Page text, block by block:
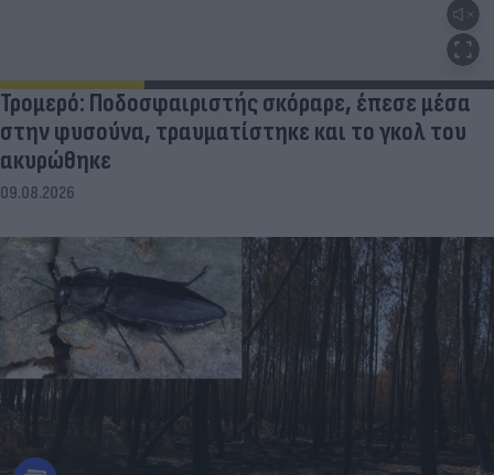
Τρομερό: Ποδοσφαιριστής σκόραρε, έπεσε μέσα
στην φυσούνα, τραυματίστηκε και το γκολ του
ακυρώθηκε
09.08.2026